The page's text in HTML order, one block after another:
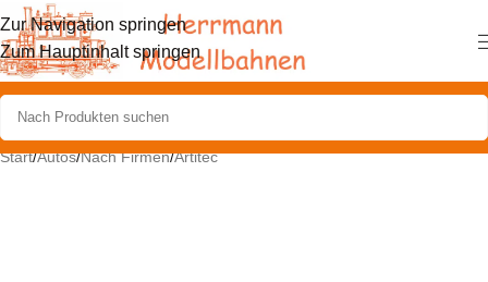
Zur Navigation springen
Zum Hauptinhalt springen
Start/Autos/Nach Firmen/Artitec